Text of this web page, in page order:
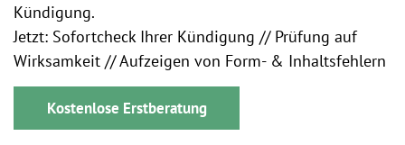
Kündigung.
Jetzt: Sofortcheck Ihrer Kündigung // Prüfung auf
Wirksamkeit // Aufzeigen von Form- & Inhaltsfehlern
Kostenlose Erstberatung